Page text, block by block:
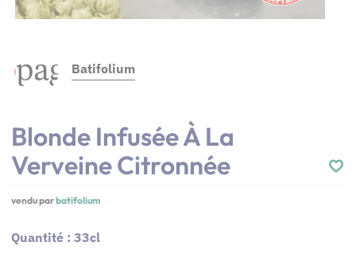
Batifolium
Blonde Infusée À La
Verveine Citronnée
vendu parbatifolium
Quantité : 33cl